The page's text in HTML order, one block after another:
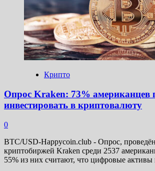
инвесторов
получил
приговор
за
неуплату
налогов
Крипто
Опрос Kraken: 73% американцев
инвестировать в криптовалюту
0
BTC/USD-Happycoin.club - Опрос,
криптобиржей Kraken среди 2537
55% из них считают, что цифровые